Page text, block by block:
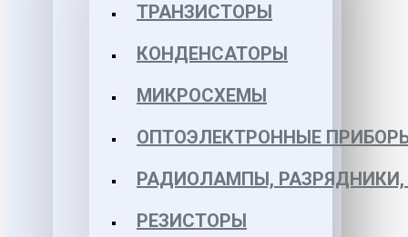
ТРАНЗИСТОРЫ
КОНДЕНСАТОРЫ
МИКРОСХЕМЫ
ОПТОЭЛЕКТРОННЫЕ
РАДИОЛАМПЫ,
РЕЗИСТОРЫ